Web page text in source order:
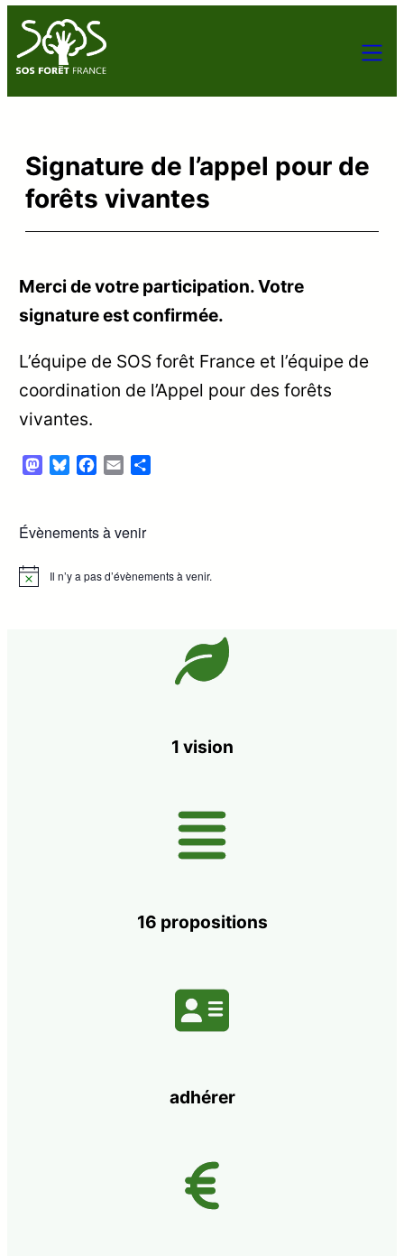
Signature de l’appel pour de
forêts vivantes
Merci de votre participation. Votre
signature est confirmée.
L’équipe de SOS forêt France et l’équipe de
coordination de l’Appel pour des forêts
vivantes.
Mastodon
BlueskyFacebook
Email
Évènements à venir
Notice Il n’y a pas d’évènements à venir.
1 vision
16 propositions
adhérer